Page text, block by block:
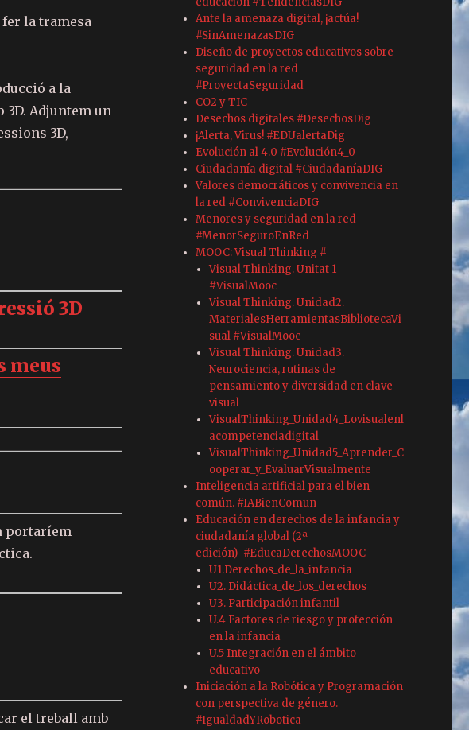
la tramesa
a la
3D. Adjuntem un
3D,
3D
meus
portaríem
el treball amb
Ante la amenaza digital, ¡actúa!
#SinAmenazasDIG
Diseño de proyectos educativos sobre
seguridad en la red
#ProyectaSeguridad
CO2 y TIC
Desechos digitales #DesechosDig
¡Alerta, Virus! #EDUalertaDig
Evolución al 4.0 #Evolución4_0
Ciudadanía digital #CiudadaníaDIG
Valores democráticos y convivencia en
la red #ConvivenciaDIG
Menores y seguridad en la red
#MenorSeguroEnRed
MOOC: Visual Thinking #
Visual Thinking. Unitat 1
#VisualMooc
Visual Thinking. Unidad2.
MaterialesHerramientasBibliotecaVi
sual #VisualMooc
Visual Thinking. Unidad3.
Neurociencia, rutinas de
pensamiento y diversidad en clave
visual
VisualThinking_Unidad4_Lovisualenl
acompetenciadigital
VisualThinking_Unidad5_Aprender_C
ooperar_y_EvaluarVisualmente
Inteligencia artificial para el bien
común. #IABienComun
Educación en derechos de la infancia y
ciudadanía global (2ª
edición)_#EducaDerechosMOOC
U1.Derechos_de_la_infancia
U2. Didáctica_de_los_derechos
U3. Participación infantil
U.4 Factores de riesgo y protección
en la infancia
U.5 Integración en el ámbito
educativo
Iniciación a la Robótica y Programación
con perspectiva de género.
#IgualdadYRobotica